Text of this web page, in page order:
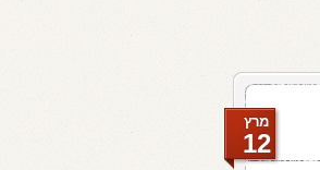
מרץ
12